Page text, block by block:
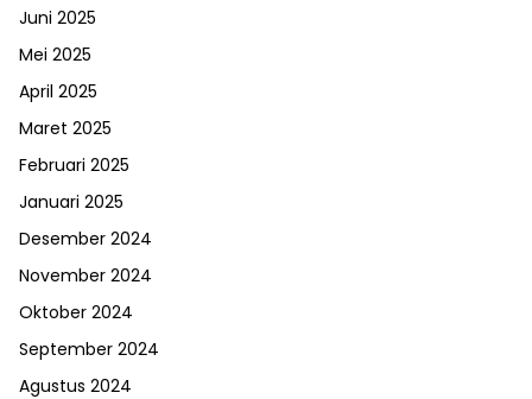
Juni 2025
Mei 2025
April 2025
Maret 2025
Februari 2025
Januari 2025
Desember 2024
November 2024
Oktober 2024
September 2024
Agustus 2024